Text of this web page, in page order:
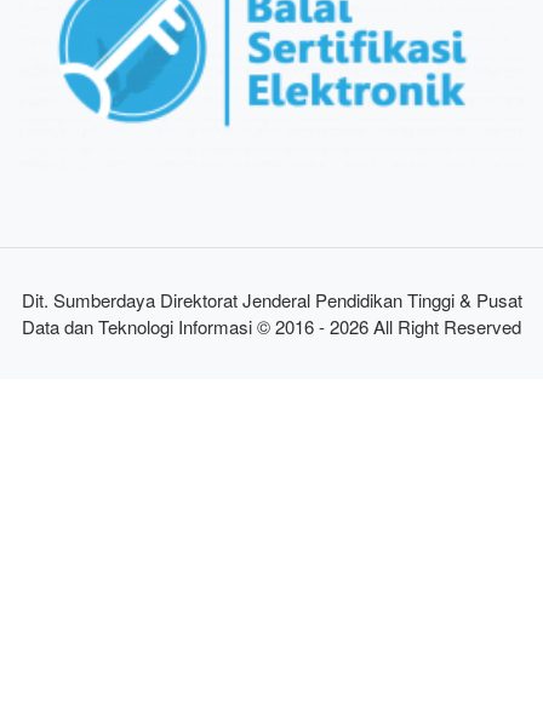
Dit. Sumberdaya Direktorat Jenderal Pendidikan Tinggi & Pusat
Data dan Teknologi Informasi © 2016 - 2026 All Right Reserved